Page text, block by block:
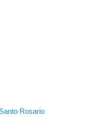
Rosario